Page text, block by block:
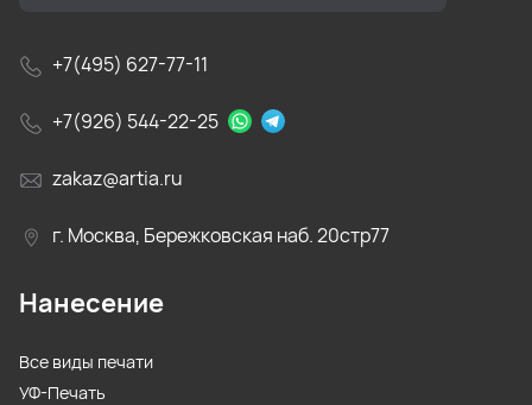
+7(495) 627-77-11
+7(926) 544-22-25
zakaz@artia.ru
г. Москва, Бережковская наб. 20стр77
Нанесение
Все виды печати
УФ-Печать